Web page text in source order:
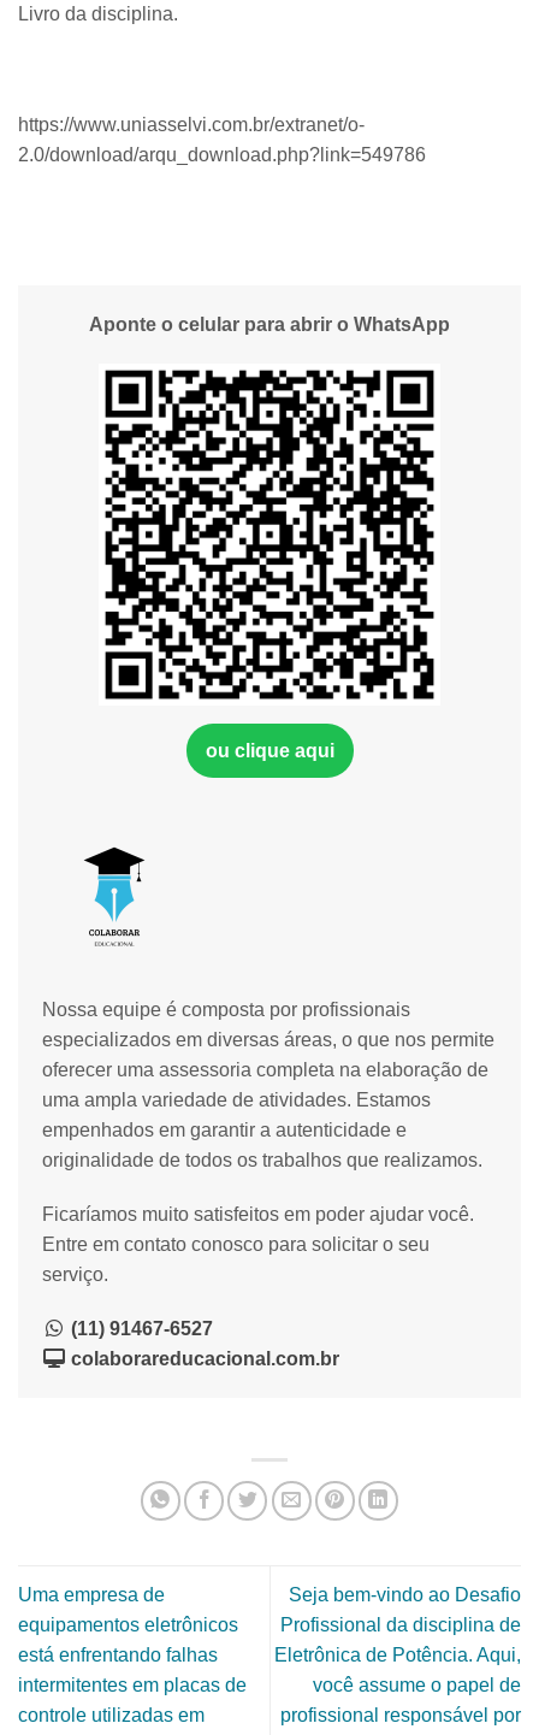
Livro da disciplina.
https://www.uniasselvi.com.br/extranet/o-
2.0/download/arqu_download.php?link=549786
Nossa equipe é composta por profissionais
especializados em diversas áreas, o que nos permite
oferecer uma assessoria completa na elaboração de
uma ampla variedade de atividades. Estamos
empenhados em garantir a autenticidade e
originalidade de todos os trabalhos que realizamos.
Ficaríamos muito satisfeitos em poder ajudar você.
Entre em contato conosco para solicitar o seu
serviço.
(11) 91467-6527
colaborareducacional.com.br
Aponte o celular para abrir o WhatsApp
ou clique aqui
Uma empresa de
equipamentos eletrônicos
está enfrentando falhas
intermitentes em placas de
controle utilizadas em
Seja bem-vindo ao Desafio
Profissional da disciplina de
Eletrônica de Potência. Aqui,
você assume o papel de
profissional responsável por